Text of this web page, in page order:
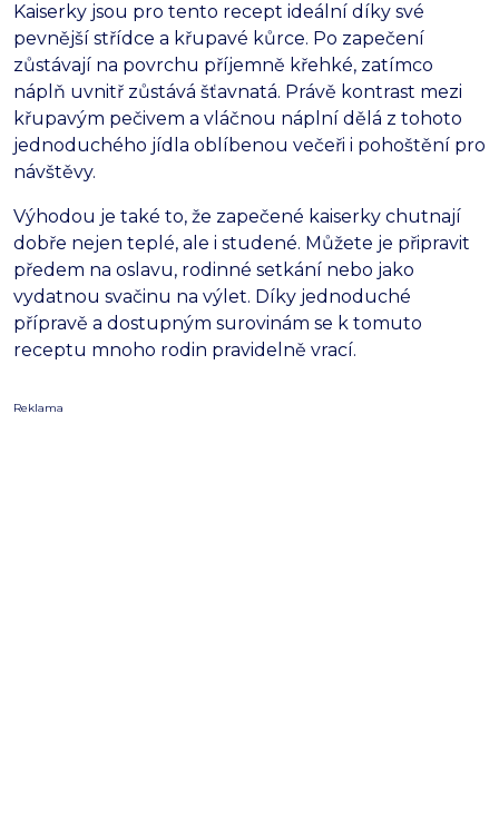
Kaiserky jsou pro tento recept ideální díky své
pevnější střídce a křupavé kůrce. Po zapečení
zůstávají na povrchu příjemně křehké, zatímco
náplň uvnitř zůstává šťavnatá. Právě kontrast mezi
křupavým pečivem a vláčnou náplní dělá z tohoto
jednoduchého jídla oblíbenou večeři i pohoštění pro
návštěvy.
Výhodou je také to, že zapečené kaiserky chutnají
dobře nejen teplé, ale i studené. Můžete je připravit
předem na oslavu, rodinné setkání nebo jako
vydatnou svačinu na výlet. Díky jednoduché
přípravě a dostupným surovinám se k tomuto
receptu mnoho rodin pravidelně vrací.
Reklama